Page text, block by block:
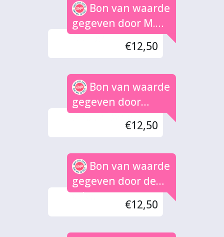
Bon van waarde
gegeven door M.
Muller
€12,50
Bon van waarde
gegeven door
Anouk Debets
€12,50
Bon van waarde
gegeven door de
vries
€12,50